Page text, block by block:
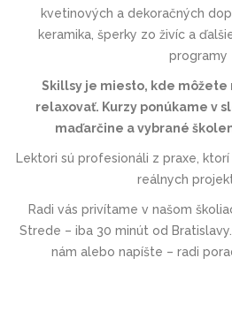
kvetinových a dekoračných
keramika, šperky zo živíc a
programy
Skillsy je miesto, kde môžete
relaxovať. Kurzy ponúkame v
maďarčine a vybrané
Lektori sú profesionáli z praxe,
reálnych
Radi vás privítame v našom
Strede – iba 30 minút od
nám alebo napíšte – radi